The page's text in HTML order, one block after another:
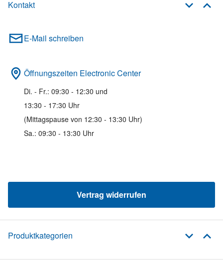
Kontakt
E-Mail schreiben
Öffnungszeiten Electronic Center
Di. - Fr.: 09:30 - 12:30 und
13:30 - 17:30 Uhr
(Mittagspause von 12:30 - 13:30 Uhr)
Sa.: 09:30 - 13:30 Uhr
Vertrag widerrufen
Produktkategorien